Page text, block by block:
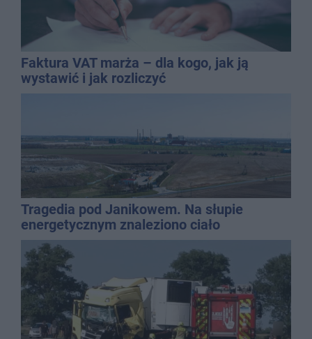
Faktura VAT marża – dla kogo, jak ją
wystawić i jak rozliczyć
Tragedia pod Janikowem. Na słupie
energetycznym znaleziono ciało
mężczyzny